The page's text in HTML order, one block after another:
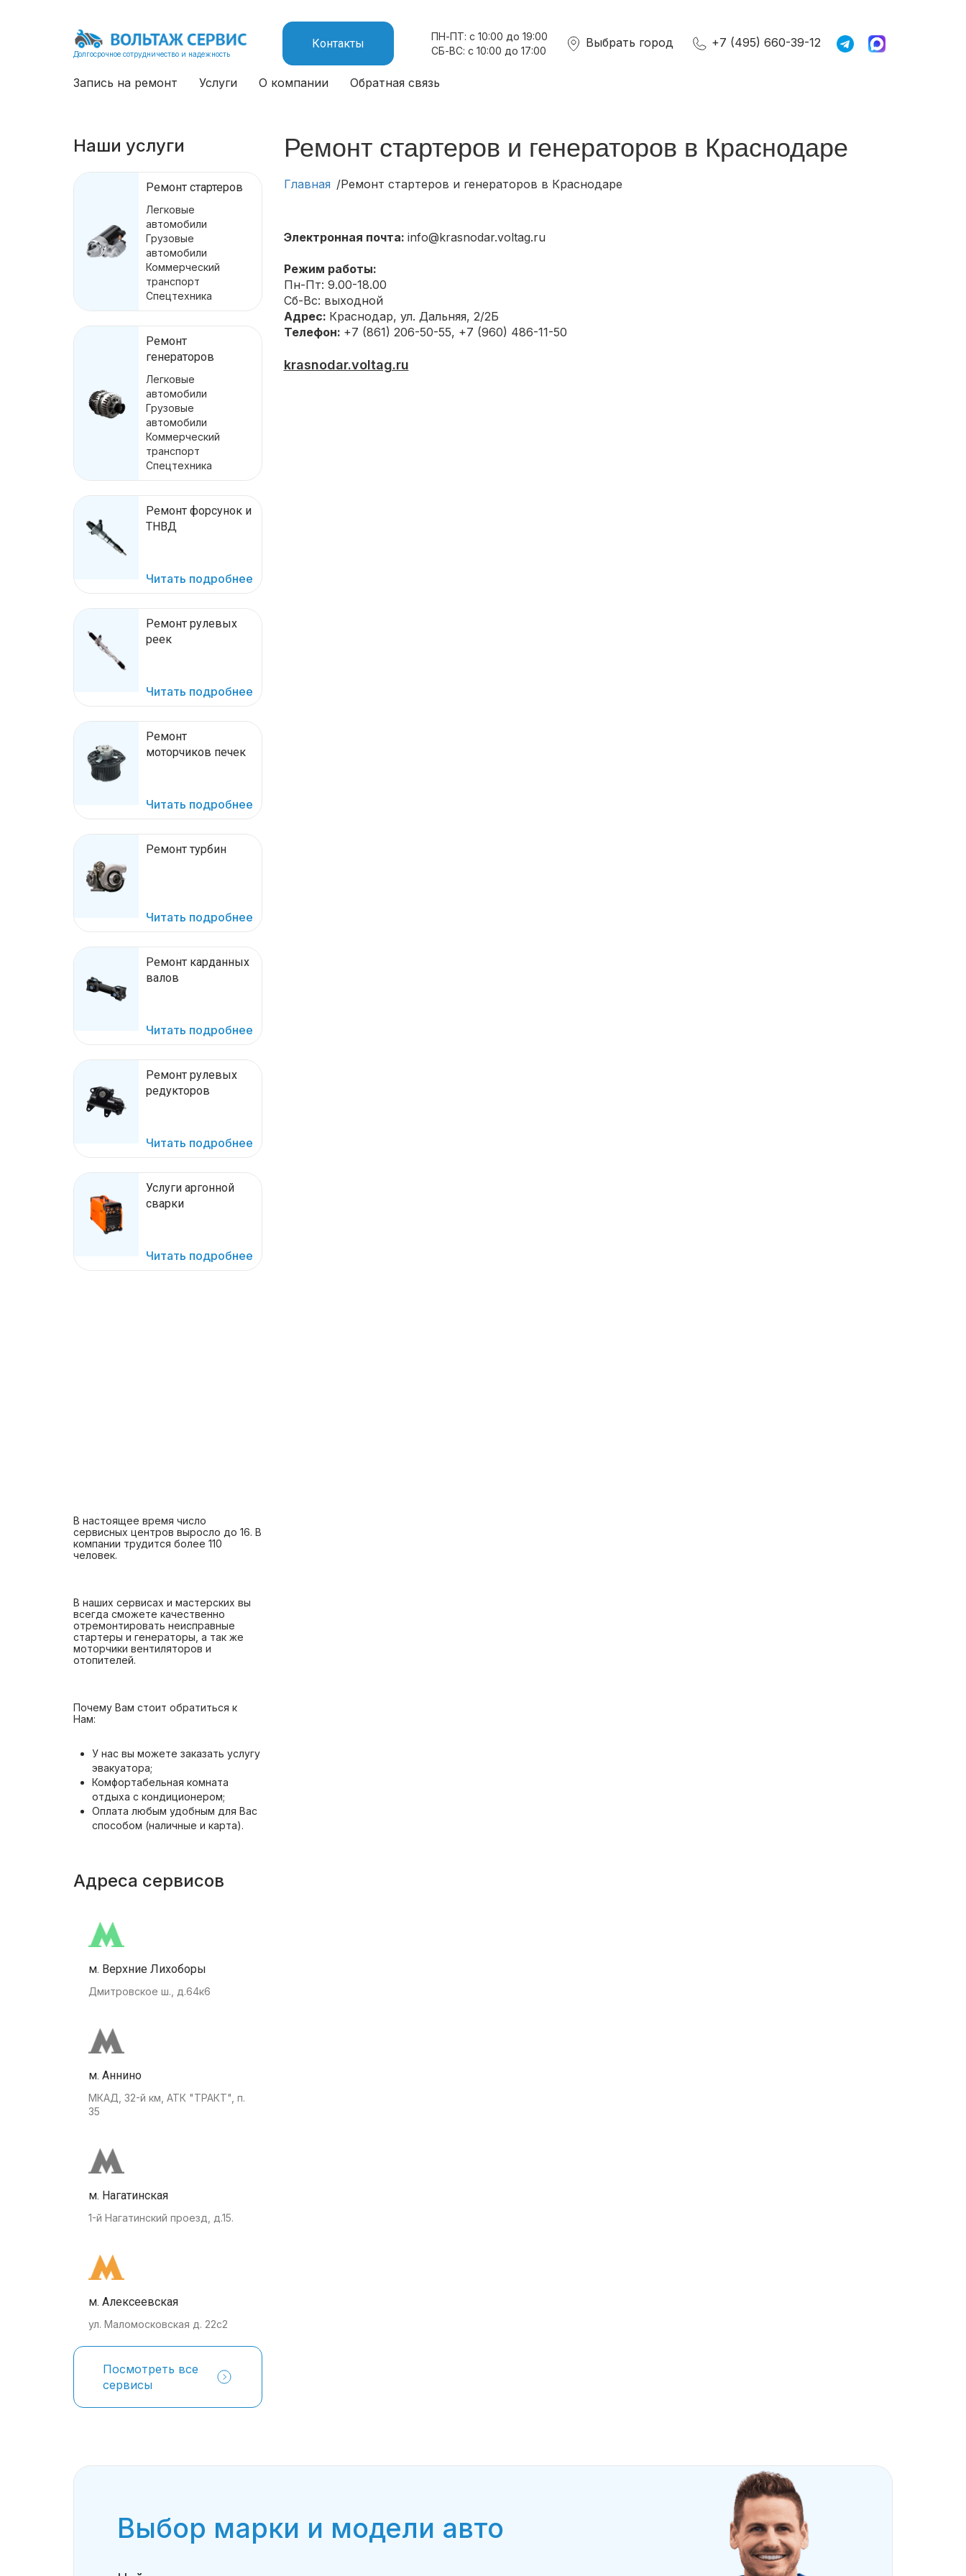
Долгосрочное сотрудничество и надежность
Запись на ремонт Услуги О компании Обратная связь
Контакты
ПН-ПТ: с 10:00 до 19:00
СБ-ВС: с 10:00 до 17:00
Выбрать город +7 (495) 660-39-12
Наши услуги
Ремонт стартеров
Легковые
автомобили
Грузовые
автомобили
Коммерческий
транспорт
Спецтехника
Ремонт
генераторов
Легковые
автомобили
Грузовые
автомобили
Коммерческий
транспорт
Спецтехника
Ремонт форсунок и
ТНВД
Читать подробнее
Ремонт рулевых
реек
Читать подробнее
Ремонт
моторчиков печек
Читать подробнее
Ремонт турбин
Читать подробнее
Ремонт карданных
валов
Читать подробнее
Ремонт рулевых
редукторов
Читать подробнее
Услуги аргонной
сварки
Читать подробнее
В настоящее время число
сервисных центров выросло до 16. В
компании трудится более 110
человек.
В наших сервисах и мастерских вы
всегда сможете качественно
отремонтировать неисправные
стартеры и генераторы, а так же
моторчики вентиляторов и
отопителей.
Почему Вам стоит обратиться к
Нам:
У нас вы можете заказать услугу
эвакуатора;
Комфортабельная комната
отдыха с кондиционером;
Оплата любым удобным для Вас
способом (наличные и карта).
Адреса сервисов
м. Верхние Лихоборы
Дмитровское ш., д.64к6
м. Аннино
МКАД, 32-й км, АТК "ТРАКТ", п.
35
м. Нагатинская
1-й Нагатинский проезд, д.15.
м. Алексеевская
ул. Маломосковская д. 22с2
Посмотреть все
сервисы
Ремонт стартеров и генераторов в Краснодаре
Главная Ремонт стартеров и генераторов в Краснодаре
Электронная почта: info@krasnodar.voltag.ru
Режим работы:
Пн-Пт: 9.00-18.00
Сб-Вс: выходной
Адрес: Краснодар, ул. Дальняя, 2/2Б
Телефон: +7 (861) 206-50-55, +7 (960) 486-11-50
krasnodar.voltag.ru
Выбор марки и модели авто